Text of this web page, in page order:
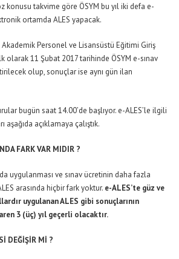
konusu takvime göre ÖSYM bu yıl iki defa e-
ortamda ALES yapacak.
Personel ve Lisansüstü Eğitimi Giriş
olarak 11 Şubat 2017 tarihinde ÖSYM e-sınav
olup, sonuçlar ise aynı gün ilan
bugün saat 14.00’de başlıyor. e-ALES’le ilgili
açıklamaya çalıştık.
FARK VAR MIDIR ?
uygulanması ve sınav ücretinin daha fazla
arasında hiçbir fark yoktur. e-ALES’te güz ve
uygulanan ALES gibi sonuçlarının
3 (üç) yıl geçerli olacaktır.
DEĞİŞİR Mİ ?